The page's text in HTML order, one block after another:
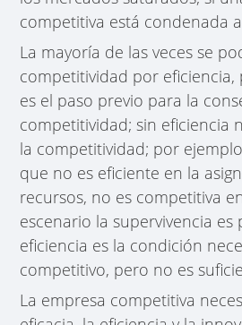
competitiva está condenada
La mayoría de las veces se
competitividad por eficiencia,
es el paso previo para la
competitividad; sin eficiencia
la competitividad; por
que no es eficiente en la
recursos, no es competitiva
escenario la supervivencia es
eficiencia es la condición
competitivo, pero no es
La empresa competitiva